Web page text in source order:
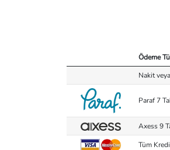
Ödeme
Nakit
Paraf 7
Axess 9
Tüm